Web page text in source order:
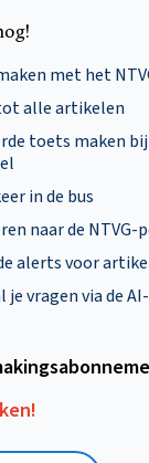
met het
alle artikelen
toets maken
in de bus
naar de NTVG-
alerts voor
vragen via de